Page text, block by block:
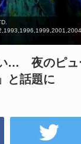
… 夜のピュ
と話題に